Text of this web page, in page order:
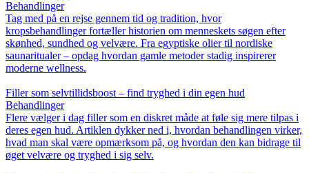
Behandlinger
Tag med på en rejse gennem tid og tradition, hvor
kropsbehandlinger fortæller historien om menneskets søgen efter
skønhed, sundhed og velvære. Fra egyptiske olier til nordiske
saunaritualer – opdag hvordan gamle metoder stadig inspirerer
moderne wellness.
Filler som selvtillidsboost – find tryghed i din egen hud
Behandlinger
Flere vælger i dag filler som en diskret måde at føle sig mere tilpas i
deres egen hud. Artiklen dykker ned i, hvordan behandlingen virker,
hvad man skal være opmærksom på, og hvordan den kan bidrage til
øget velvære og tryghed i sig selv.